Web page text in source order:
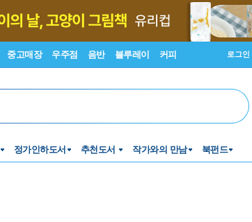
중고매장 우주점 음반 블루레이 커피 로그인
정가인하도서 추천도서 작가와의 만남 북펀드